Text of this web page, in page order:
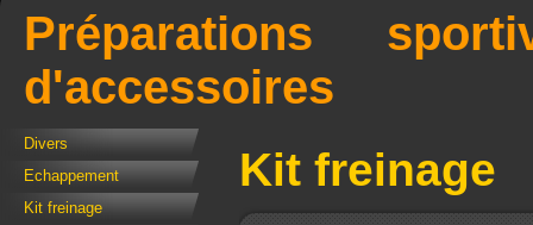
Préparations
d'accessoires
Divers
Echappement
Kit freinage
Kit freinage